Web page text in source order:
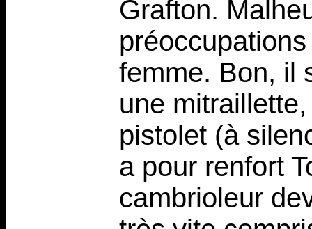
Grafton.
femme. Bon, il
une
pistolet (à
a pour renfort
cambrioleur